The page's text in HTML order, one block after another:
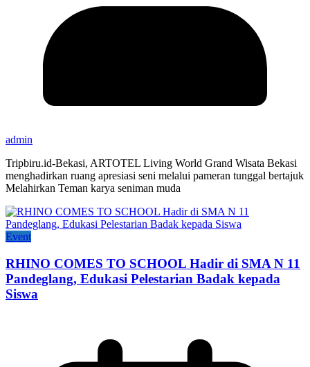
admin
Tripbiru.id-Bekasi, ARTOTEL Living World Grand Wisata Bekasi
menghadirkan ruang apresiasi seni melalui pameran tunggal bertajuk
Melahirkan Teman karya seniman muda
Event
RHINO COMES TO SCHOOL Hadir di SMA N 11
Pandeglang, Edukasi Pelestarian Badak kepada
Siswa